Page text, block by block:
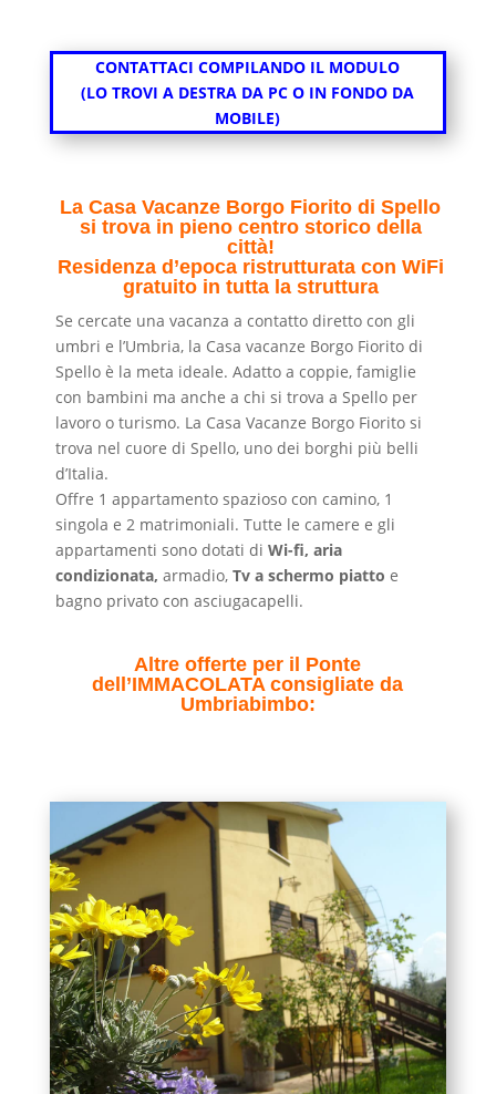
CONTATTACI COMPILANDO IL MODULO
(LO TROVI A DESTRA DA PC O IN FONDO DA
MOBILE)
La Casa Vacanze Borgo Fiorito di Spello
si trova in pieno centro storico della
città!
Residenza d’epoca ristrutturata con WiFi
gratuito in tutta la struttura
Se cercate una vacanza a contatto diretto con gli
umbri e l’Umbria, la Casa vacanze Borgo Fiorito di
Spello è la meta ideale. Adatto a coppie, famiglie
con bambini ma anche a chi si trova a Spello per
lavoro o turismo. La Casa Vacanze Borgo Fiorito si
trova nel cuore di Spello, uno dei borghi più belli
d’Italia.
Offre 1 appartamento spazioso con camino, 1
singola e 2 matrimoniali. Tutte le camere e gli
appartamenti sono dotati di Wi-fi, aria
condizionata, armadio,Tv a schermo piatto e
bagno privato con asciugacapelli.
Altre offerte per il Ponte
dell’IMMACOLATA consigliate da
Umbriabimbo: